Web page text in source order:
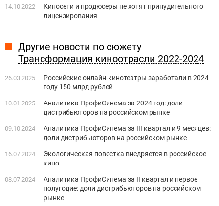
14.10.2022
Киносети и продюсеры не хотят принудительного
лицензирования
Другие новости по сюжету
Трансформация киноотрасли 2022-2024
26.03.2025
Российские онлайн-кинотеатры заработали в 2024
году 150 млрд рублей
10.01.2025
Аналитика ПрофиСинема за 2024 год: доли
дистрибьюторов на российском рынке
09.10.2024
Аналитика ПрофиСинема за III квартал и 9 месяцев:
доли дистрибьюторов на российском рынке
16.07.2024
Экологическая повестка внедряется в российское
кино
08.07.2024
Аналитика ПрофиСинема за II квартал и первое
полугодие: доли дистрибьюторов на российском
рынке